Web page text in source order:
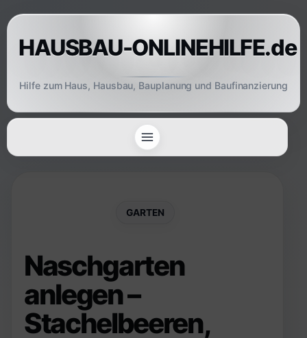
Skip
to
contentHAUSBAU-ONLINEHILFE.de
Hilfe zum Haus, Hausbau, Bauplanung und Baufinanzierung
GARTEN
Naschgarten
anlegen –
Stachelbeeren,